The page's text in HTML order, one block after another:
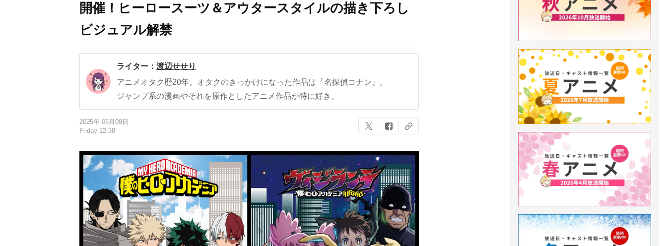
開催！ヒーロースーツ＆アウタースタイルの描き下ろし
ビジュアル解禁
ライター： 渡辺せせり
アニメオタク歴20年。オタクのきっかけになった作品は『名探偵コナン』。
ジャンプ系の漫画やそれを原作としたアニメ作品が特に好き。
2025年 05月09日
Friday 12:38